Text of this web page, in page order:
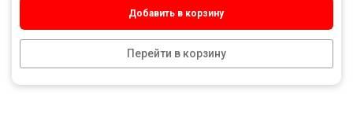
Добавить в корзину
Перейти в корзину